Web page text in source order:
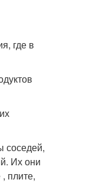
где в
соседей,
Их они
плите,